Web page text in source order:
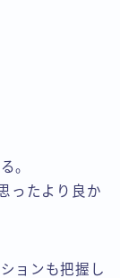
。
ったより良か
ョンも把握し